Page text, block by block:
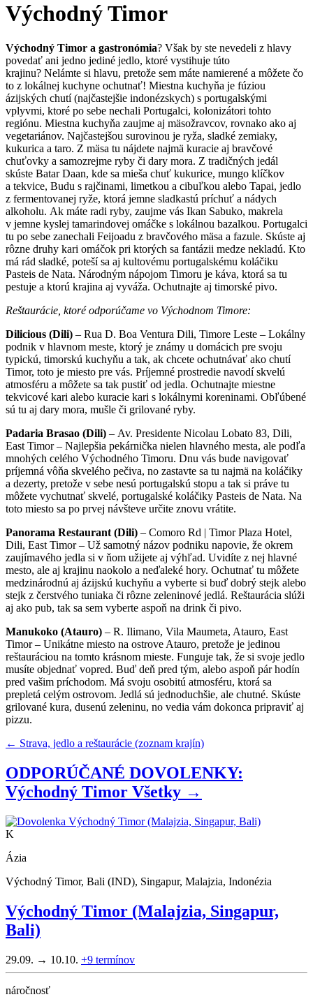
Východný Timor
Východný Timor a gastronómia? Však by ste nevedeli z hlavy
povedať ani jedno jediné jedlo, ktoré vystihuje túto
krajinu? Nelámte si hlavu, pretože sem máte namierené a môžete čo
to z lokálnej kuchyne ochutnať! Miestna kuchyňa je fúziou
ázijských chutí (najčastejšie indonézskych) s portugalskými
vplyvmi, ktoré po sebe nechali Portugalci, kolonizátori tohto
regiónu. Miestna kuchyňa zaujme aj mäsožravcov, rovnako ako aj
vegetariánov. Najčastejšou surovinou je ryža, sladké zemiaky,
kukurica a taro. Z mäsa tu nájdete najmä kuracie aj bravčové
chuťovky a samozrejme ryby či dary mora. Z tradičných jedál
skúste Batar Daan, kde sa mieša chuť kukurice, mungo klíčkov
a tekvice, Budu s rajčinami, limetkou a cibuľkou alebo Tapai, jedlo
z fermentovanej ryže, ktorá jemne sladkastú príchuť a nádych
alkoholu. Ak máte radi ryby, zaujme vás Ikan Sabuko, makrela
v jemne kyslej tamarindovej omáčke s lokálnou bazalkou. Portugalci
tu po sebe zanechali Feijoadu z bravčového mäsa a fazule. Skúste aj
rôzne druhy kari omáčok pri ktorých sa fantázii medze nekladú. Kto
má rád sladké, poteší sa aj kultovému portugalskému koláčiku
Pasteis de Nata. Národným nápojom Timoru je káva, ktorá sa tu
pestuje a ktorú krajina aj vyváža. Ochutnajte aj timorské pivo.
Reštaurácie, ktoré odporúčame vo Východnom Timore:
Dilicious (Dili) – Rua D. Boa Ventura Dili, Timore Leste – Lokálny
podnik v hlavnom meste, ktorý je známy u domácich pre svoju
typickú, timorskú kuchyňu a tak, ak chcete ochutnávať ako chutí
Timor, toto je miesto pre vás. Príjemné prostredie navodí skvelú
atmosféru a môžete sa tak pustiť od jedla. Ochutnajte miestne
tekvicové kari alebo kuracie kari s lokálnymi koreninami. Obľúbené
sú tu aj dary mora, mušle či grilované ryby.
Padaria Brasao (Dili) – Av. Presidente Nicolau Lobato 83, Dili,
East Timor – Najlepšia pekárnička nielen hlavného mesta, ale podľa
mnohých celého Východného Timoru. Dnu vás bude navigovať
príjemná vôňa skvelého pečiva, no zastavte sa tu najmä na koláčiky
a dezerty, pretože v sebe nesú portugalskú stopu a tak si práve tu
môžete vychutnať skvelé, portugalské koláčiky Pasteis de Nata. Na
toto miesto sa po prvej návšteve určite znovu vrátite.
Panorama Restaurant (Dili) – Comoro Rd | Timor Plaza Hotel,
Dili, East Timor – Už samotný názov podniku napovie, že okrem
zaujímavého jedla si v ňom užijete aj výhľad. Uvidíte z nej hlavné
mesto, ale aj krajinu naokolo a neďaleké hory. Ochutnať tu môžete
medzinárodnú aj ázijskú kuchyňu a vyberte si buď dobrý stejk alebo
stejk z čerstvého tuniaka či rôzne zeleninové jedlá. Reštaurácia slúži
aj ako pub, tak sa sem vyberte aspoň na drink či pivo.
Manukoko (Atauro) – R. Ilimano, Vila Maumeta, Atauro, East
Timor – Unikátne miesto na ostrove Atauro, pretože je jedinou
reštauráciou na tomto krásnom mieste. Funguje tak, že si svoje jedlo
musíte objednať vopred. Buď deň pred tým, alebo aspoň pár hodín
pred vašim príchodom. Má svoju osobitú atmosféru, ktorá sa
prepletá celým ostrovom. Jedlá sú jednoduchšie, ale chutné. Skúste
grilované kura, dusenú zeleninu, no vedia vám dokonca pripraviť aj
pizzu.
← Strava, jedlo a reštaurácie (zoznam krajín)
ODPORÚČANÉ DOVOLENKY:
Východný Timor Všetky →
K
Ázia
Východný Timor, Bali (IND), Singapur, Malajzia, Indonézia
Východný Timor (Malajzia, Singapur,
Bali)
29.09. → 10.10. +9 termínov
náročnosť